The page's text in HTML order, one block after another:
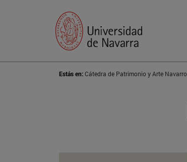
Estás en:Cátedra de Patrimonio y Arte Navarro